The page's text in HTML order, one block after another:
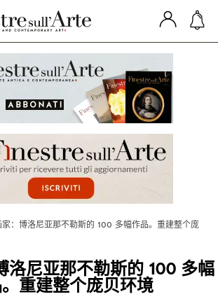
家：博洛尼亚那不勒斯的 100 多幅作品。重建整个庞
洛尼亚那不勒斯的 100 多幅
重建整个庞贝环境